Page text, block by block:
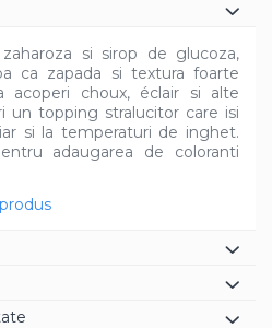
si sirop de glucoza,
ca zapada si textura foarte
acoperi choux, éclair si alte
un topping stralucitor care isi
si la temperaturi de inghet.
adaugarea de coloranti